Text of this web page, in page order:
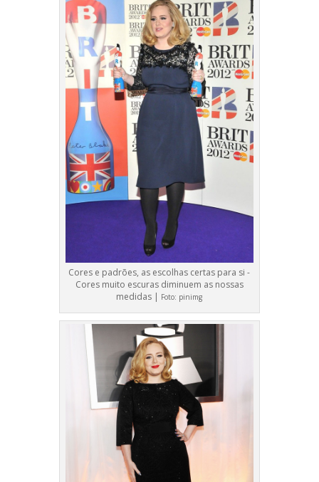
Cores e padrões, as escolhas certas para si -
Cores muito escuras diminuem as nossas
medidas | Foto: pinimg